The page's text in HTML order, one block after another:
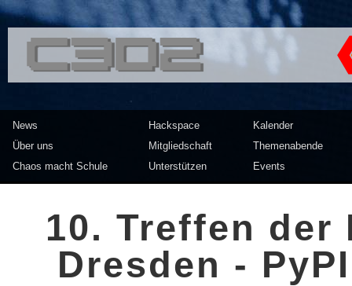
<<</>> Chaos Computer
News
Über uns
Chaos macht Schule
Hackspace
Mitgliedschaft
Unterstützen
Kalender
Themenabende
Events
10. Treffen der
Dresden -